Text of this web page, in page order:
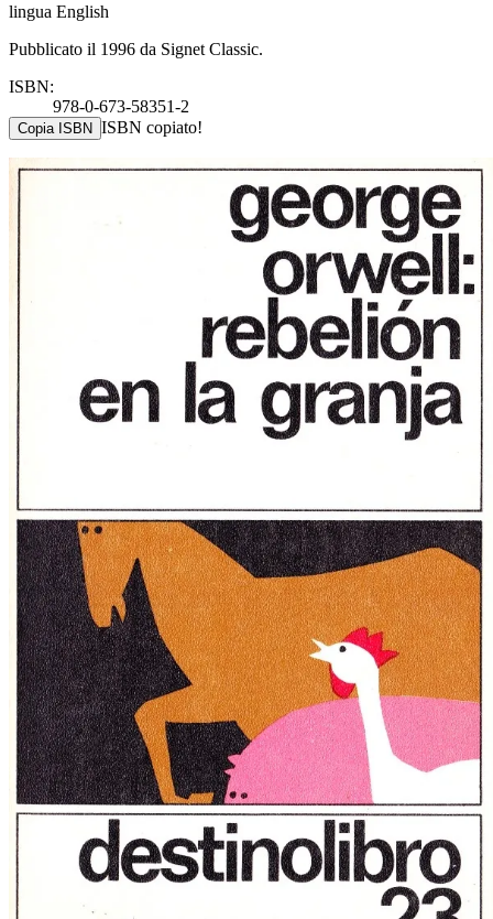
lingua English
Pubblicato il 1996 da Signet Classic.
ISBN:
978-0-673-58351-2
Copia ISBN ISBN copiato!